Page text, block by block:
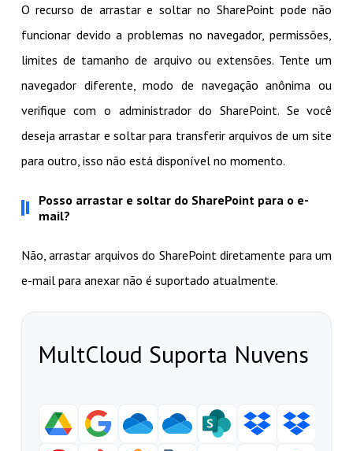
O recurso de arrastar e soltar no SharePoint pode não
funcionar devido a problemas no navegador, permissões,
limites de tamanho de arquivo ou extensões. Tente um
navegador diferente, modo de navegação anônima ou
verifique com o administrador do SharePoint. Se você
deseja arrastar e soltar para transferir arquivos de um site
para outro, isso não está disponível no momento.
Posso arrastar e soltar do SharePoint para o e-
mail?
Não, arrastar arquivos do SharePoint diretamente para um
e-mail para anexar não é suportado atualmente.
MultCloud Suporta Nuvens